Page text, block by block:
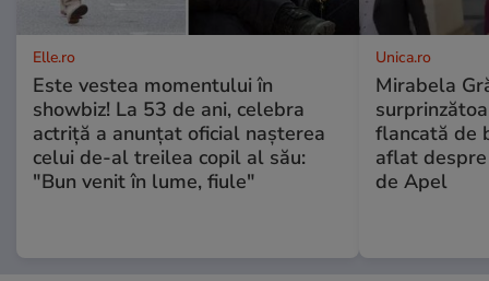
Elle.ro
Este vestea momentului în
showbiz! La 53 de ani, celebra
actriță a anunțat oficial nașterea
celui de-al treilea copil al său:
"Bun venit în lume, fiule"
Unica.ro
Mirabela
flancată de
aflat
de Apel